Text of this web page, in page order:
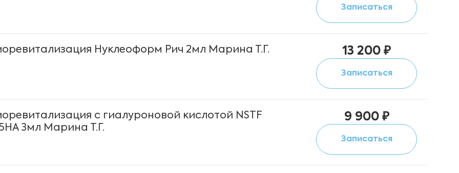
Записаться
Нуклеоформ Рич 2мл Марина Т.Г. 13 200 ₽
Записаться
с гиалуроновой кислотой NSTF
3мл Марина Т.Г.
9 900 ₽
Записаться